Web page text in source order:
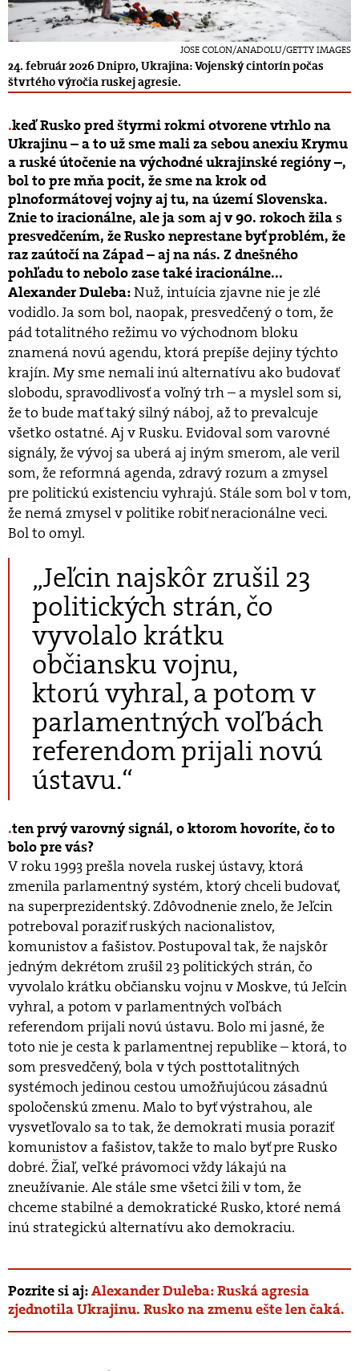
JOSE COLON/ANADOLU/GETTY IMAGES
24. február 2026 Dnipro, Ukrajina: Vojenský cintorín počas
štvrtého výročia ruskej agresie.
keď Rusko pred štyrmi rokmi otvorene vtrhlo na
Ukrajinu – a to už sme mali za sebou anexiu Krymu
a ruské útočenie na východné ukrajinské regióny –,
bol to pre mňa pocit, že sme na krok od
plnoformátovej vojny aj tu, na území Slovenska.
Znie to iracionálne, ale ja som aj v 90. rokoch žila s
presvedčením, že Rusko neprestane byť problém, že
raz zaútočí na Západ – aj na nás. Z dnešného
pohľadu to nebolo zase také iracionálne...
Alexander Duleba:Nuž, intuícia zjavne nie je zlé
vodidlo. Ja som bol, naopak, presvedčený o tom, že
pád totalitného režimu vo východnom bloku
znamená novú agendu, ktorá prepíše dejiny týchto
krajín. My sme nemali inú alternatívu ako budovať
slobodu, spravodlivosť a voľný trh – a myslel som si,
že to bude mať taký silný náboj, až to prevalcuje
všetko ostatné. Aj v Rusku. Evidoval som varovné
signály, že vývoj sa uberá aj iným smerom, ale veril
som, že reformná agenda, zdravý rozum a zmysel
pre politickú existenciu vyhrajú. Stále som bol v tom,
že nemá zmysel v politike robiť neracionálne veci.
Bol to omyl.
„Jeľcin najskôr zrušil 23
politických strán, čo
vyvolalo krátku
občiansku vojnu,
ktorú vyhral, a potom v
parlamentných voľbách
referendom prijali novú
ústavu.“
ten prvý varovný signál, o ktorom hovoríte, čo to
bolo pre vás?
V roku 1993 prešla novela ruskej ústavy, ktorá
zmenila parlamentný systém, ktorý chceli budovať,
na superprezidentský. Zdôvodnenie znelo, že Jeľcin
potreboval poraziť ruských nacionalistov,
komunistov a fašistov. Postupoval tak, že najskôr
jedným dekrétom zrušil 23 politických strán, čo
vyvolalo krátku občiansku vojnu v Moskve, tú Jeľcin
vyhral, a potom v parlamentných voľbách
referendom prijali novú ústavu. Bolo mi jasné, že
toto nie je cesta k parlamentnej republike – ktorá, to
som presvedčený, bola v tých posttotalitných
systémoch jedinou cestou umožňujúcou zásadnú
spoločenskú zmenu. Malo to byť výstrahou, ale
vysvetľovalo sa to tak, že demokrati musia poraziť
komunistov a fašistov, takže to malo byť pre Rusko
dobré. Žiaľ, veľké právomoci vždy lákajú na
zneužívanie. Ale stále sme všetci žili v tom, že
chceme stabilné a demokratické Rusko, ktoré nemá
inú strategickú alternatívu ako demokraciu.
Pozrite si aj:Alexander Duleba: Ruská agresia
zjednotila Ukrajinu. Rusko na zmenu ešte len čaká.